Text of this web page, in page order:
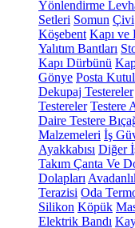
Yönlendirme
Setleri Somun Çivi
Köşebent Kapı ve
Yalıtım Bantları
Kapı Dürbünü
Gönye Posta
Dekupaj Testereler
Testereler Testere
Daire Testere
Malzemeleri İş
Ayakkabısı Diğer
Takım Çanta Ve
Dolapları
Terazisi Oda
Silikon Köpük
Elektrik Bandı